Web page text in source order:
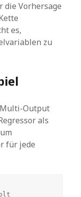
die Vorhersage
es,
zu
Output
als
für jede